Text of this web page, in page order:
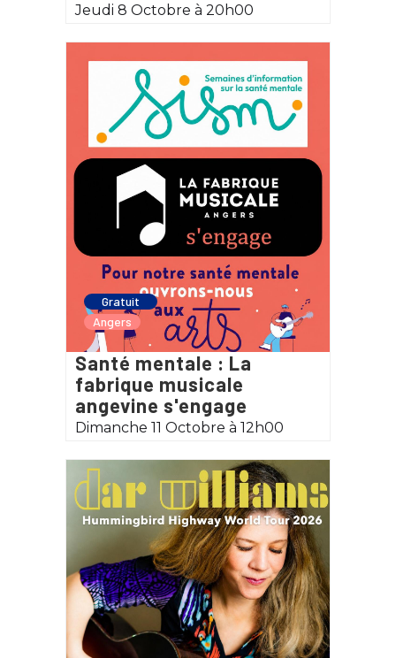
Jeudi 8 Octobre à 20h00
Gratuit
Angers
Santé mentale : La
fabrique musicale
angevine s'engage
Dimanche 11 Octobre à 12h00